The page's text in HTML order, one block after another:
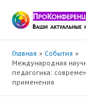
содержимому
Главная
События
Международная
педагогика:
применения